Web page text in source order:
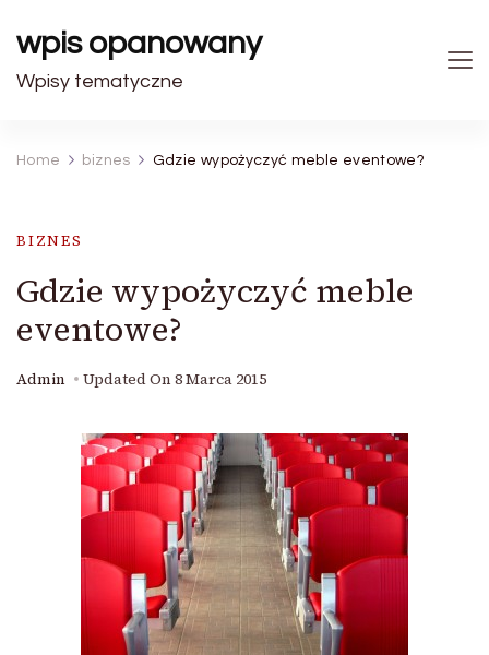
wpis opanowany
Wpisy tematyczne
Home biznes Gdzie wypożyczyć meble eventowe?
BIZNES
Gdzie wypożyczyć meble
eventowe?
Admin Updated On 8 Marca 2015